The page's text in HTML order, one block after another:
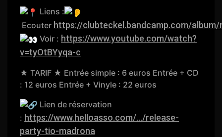
Liens :
Ecouter https://clubteckel.bandcamp.com/album/
Voir : https://www.youtube.com/watch?
v=tyOtBYyqa-c
★ TARIF ★ Entrée simple : 6 euros Entrée + CD
: 12 euros Entrée + Vinyle : 22 euros
Lien de réservation
: https://www.helloasso.com/.../release-
party-tio-madrona